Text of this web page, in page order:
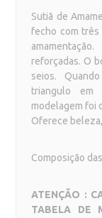
Sutiã de
fecho com três
reforçadas. O
seios.
triangulo em
modelagem foi
Oferece
Composição
ATENÇÃO :
TABELA DE